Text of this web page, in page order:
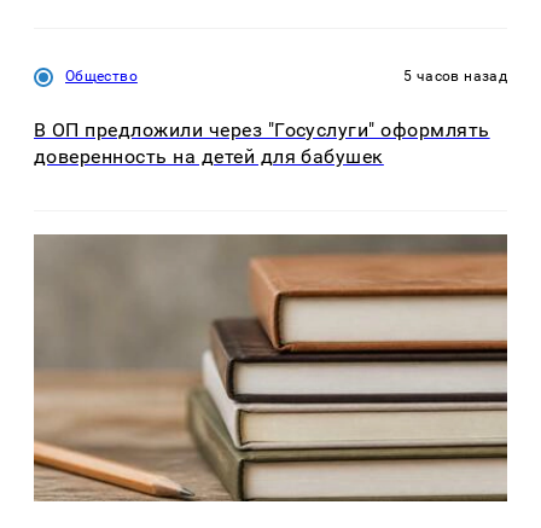
Общество 5 часов назад
В ОП предложили через "Госуслуги" оформлять
доверенность на детей для бабушек